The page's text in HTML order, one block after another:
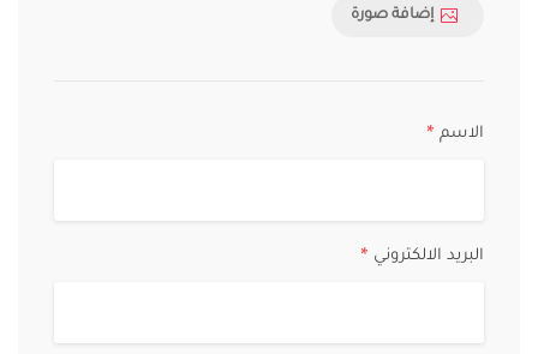
إضافة صورة
الاسم *
البريد الالكتروني *